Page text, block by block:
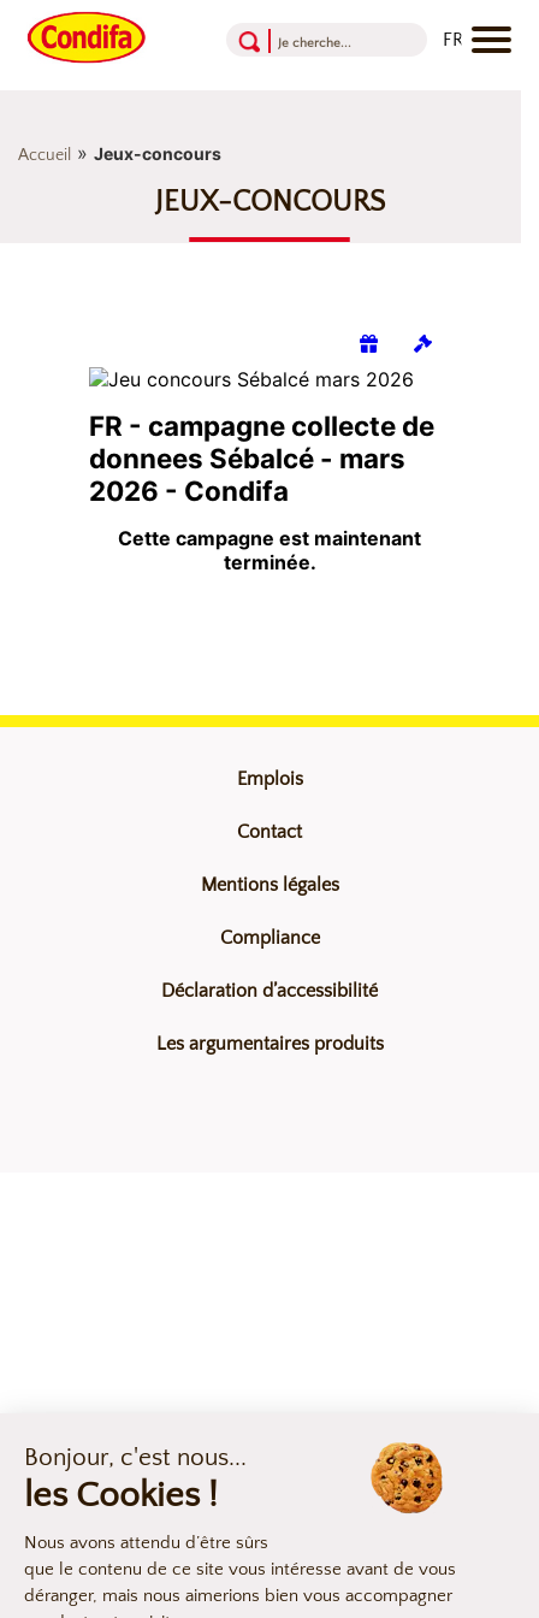
Accueil » Jeux-concours
JEUX-CONCOURS
Emplois
Contact
Mentions légales
Compliance
Déclaration d’accessibilité
Les argumentaires produits